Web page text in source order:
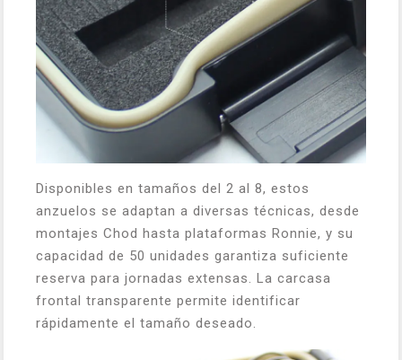
Disponibles en tamaños del 2 al 8, estos
anzuelos se adaptan a diversas técnicas, desde
montajes Chod hasta plataformas Ronnie, y su
capacidad de 50 unidades garantiza suficiente
reserva para jornadas extensas. La carcasa
frontal transparente permite identificar
rápidamente el tamaño deseado.